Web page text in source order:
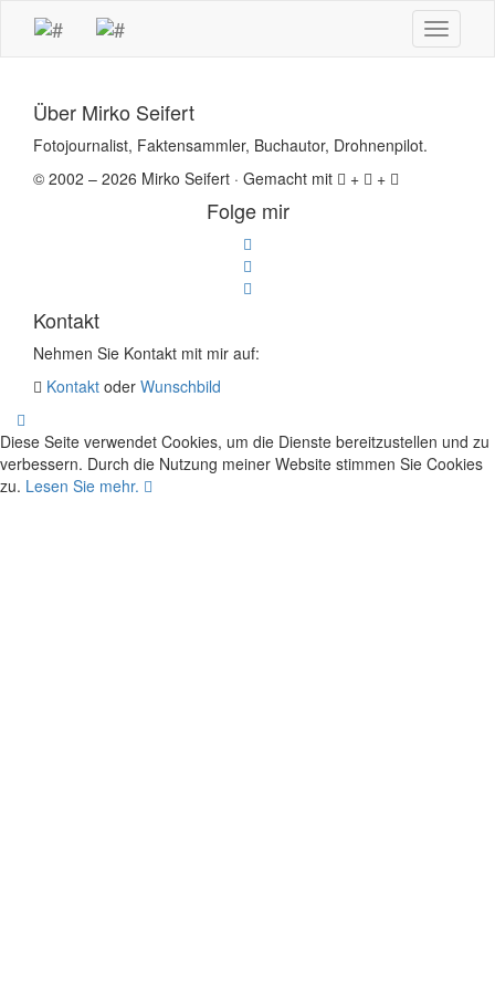
Toggle
Über Mirko Seifert
Fotojournalist, Faktensammler, Buchautor, Drohnenpilot.
© 2002 – 2026 Mirko Seifert · Gemacht mit
+ +
Folge mir
Kontakt
Nehmen Sie Kontakt mit mir auf:
Kontakt oder Wunschbild
Diese Seite verwendet Cookies, um die Dienste bereitzustellen und zu
verbessern. Durch die Nutzung meiner Website stimmen Sie Cookies
zu. Lesen Sie mehr.